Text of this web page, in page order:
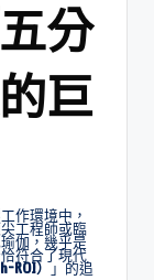
分
巨
作環境中，
工程師或臨
伽，幾乎是
符合了現代
ROI）」的追